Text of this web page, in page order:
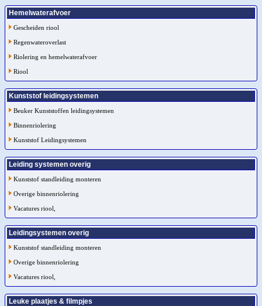
Hemelwaterafvoer
Gescheiden riool
Regenwateroverlast
Riolering en hemelwaterafvoer
Riool
Kunststof leidingsystemen
Beuker Kunststoffen leidingsystemen
Binnenriolering
Kunststof Leidingsystemen
Leiding systemen overig
Kunststof standleiding monteren
Overige binnenriolering
Vacatures riool,
Leidingsystemen overig
Kunststof standleiding monteren
Overige binnenriolering
Vacatures riool,
Leuke plaatjes & filmpjes